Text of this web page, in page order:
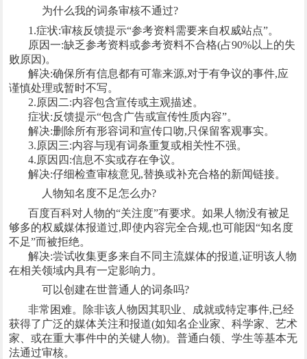
为什么我的词条审核不通过?
1.症状:审核反馈提示“参考资料需要来自权威站点”。
原因一:缺乏参考资料或参考资料不合格(占90%以上的失
败原因)。
解决:确保所有信息都有可靠来源,对于有争议的事件,应
谨慎处理或暂时不写。
2.原因二:内容包含宣传或主观描述。
症状:反馈提示“包含广告或宣传性质内容”。
解决:删除所有形容词和宣传口吻,只保留客观事实。
3.原因三:内容与现有词条重复或相关性不强。
4.原因四:信息不实或存在争议。
解决:仔细检查审核意见,替换或补充合格的新闻链接。
人物知名度不足怎么办?
百度百科对人物的“关注度”有要求。如果人物没有被足
够多的权威媒体报道过,即使内容完全合规,也可能因“知名度
不足”而被拒绝。
解决:尝试收集更多来自不同主流媒体的报道,证明该人物
在相关领域内具有一定影响力。
可以创建在世普通人的词条吗?
非常困难。除非该人物因其职业、成就或特定事件,已经
获得了广泛的媒体关注和报道(如知名企业家、科学家、艺术
家、或在重大事件中的关键人物)。普通白领、学生等基本无
法通过审核。